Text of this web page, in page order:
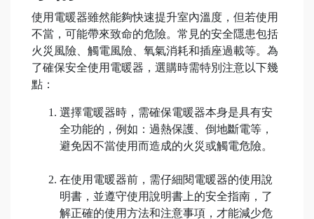
使用電暖器雖然能夠快速提升室內溫度，但若使用
不當，可能帶來致命的危險。常見的安全隱患包括
火災風險、觸電風險、氧氣消耗和插座過載等。為
了確保安全使用電暖器，選購時需特別注意以下幾
點：
選擇電暖器時，需確保電暖器本身是具有安
全功能的，例如：過熱保護、倒地斷電等，
避免因不當使用而造成的火災或觸電危險。
在使用電暖器前，需仔細閱電暖器的使用說
明書，並遵守使用說明書上的安全指南，了
解正確的使用方法和注意事項，才能減少危